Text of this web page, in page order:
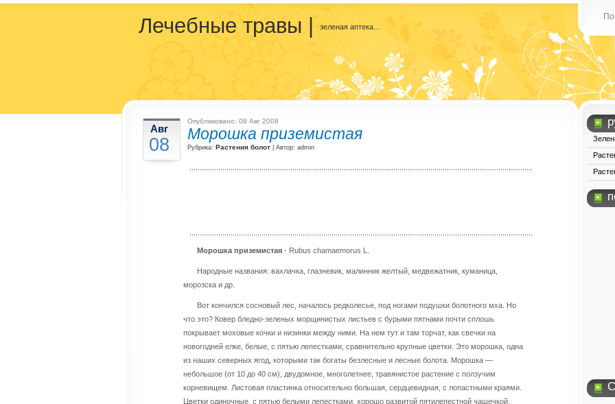
Лечебные травы зеленая аптека…
Авг
08
Опубликовано: 08 Авг 2008
Морошка приземистая
Рубрика: Растения болот | Автор: admin
Морошка приземистая - Rubus chamaemorus L.
Народные названия: вахлачка, глазневик, малинник желтый, медвежатник, куманица,
морозска и др.
Вот кончился сосновый лес, началось редколесье, под ногами подушки болотного мха. Но
что это? Ковер бледно-зеленых морщинистых листьев с бурыми пятнами почти сплошь
покрывает моховые кочки и низинки между ними. На нем тут и там торчат, как свечки на
новогодней елке, белые, с пятью лепестками, сравнительно крупные цветки. Это морошка, одна
из наших северных ягод, которыми так богаты безлесные и лесные болота. Морошка —
небольшое (от 10 до 40 см), двудомное, многолетнее, травянистое растение с ползучим
корневищем. Листовая пластинка относительно большая, сердцевидная, с лопастными краями.
Цветки одиночные, с пятью белыми лепестками, хорошо развитой пятилепестной чашечкой.